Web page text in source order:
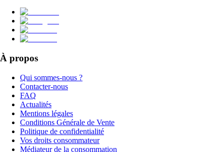
À propos
Qui sommes-nous ?
Contacter-nous
FAQ
Actualités
Mentions légales
Conditions Générale de Vente
Politique de confidentialité
Vos droits consommateur
Médiateur de la consommation